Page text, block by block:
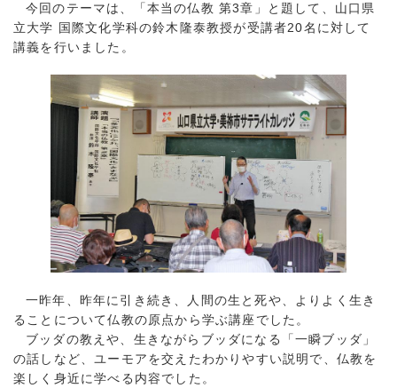
今回のテーマは、「本当の仏教 第3章」と題して、山口県
立大学 国際文化学科の鈴木隆泰教授が受講者20名に対して
講義を行いました。
一昨年、昨年に引き続き、人間の生と死や、よりよく生き
ることについて仏教の原点から学ぶ講座でした。
ブッダの教えや、生きながらブッダになる「一瞬ブッダ」
の話しなど、ユーモアを交えたわかりやすい説明で、仏教を
楽しく身近に学べる内容でした。